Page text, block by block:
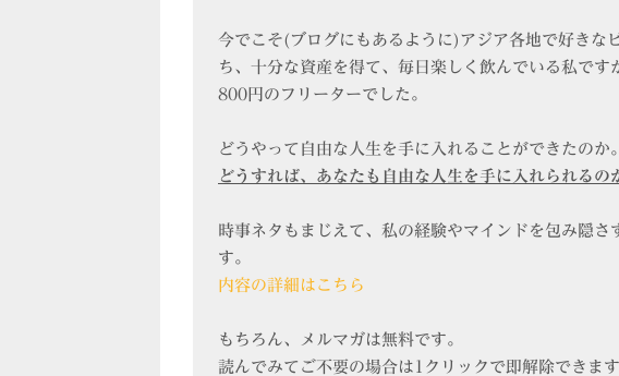
今でこそ(ブログにもあるように)アジア各地で好きな
ち、十分な資産を得て、毎日楽しく飲んでいる私で
800円のフリーターでした。
どうやって自由な人生を手に入れることができたのか。
どうすれば、あなたも自由な人生を手に入れられるの
時事ネタもまじえて、私の経験やマインドを包み隠さ
す。
内容の詳細はこちら
もちろん、メルマガは無料です。
読んでみてご不要の場合は1クリックで即解除できま